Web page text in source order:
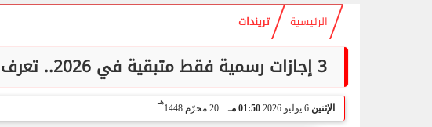
الرئيسية تريندات
3 إجازات رسمية فقط متبقية في 2026.. تعرف على مواعيد العطلات حتى نهاية العام
الإثنين 6 يوليو 2026 01:50 مـ 20 محرّم 1448
هـ